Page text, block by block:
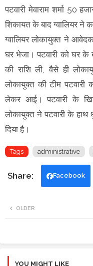
पटवारी मेवाराम शर्मा 50
शिकायत के बाद ग्वालियर ने
ग्वालियर लोकायुक्त ने
घर भेजा। पटवारी को घर के
की राशि ली, वैसे ही
लोकायुक्त की टीम पटवारी
लेकर आई। पटवारी के
लोकायुक्त ने पटवारी के हाथ
दिया है।
Tags administrative
Facebook
OLDER
YOU MIGHT LIKE